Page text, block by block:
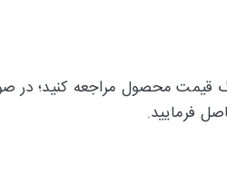
16 رنگ فیبل می توانید به تگ قیمت
فرمایید.